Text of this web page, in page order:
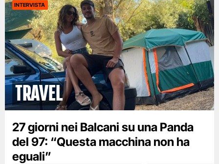
INTERVISTA
Travel
27 giorni nei Balcani su una Panda
del 97: “Questa macchina non ha
eguali”